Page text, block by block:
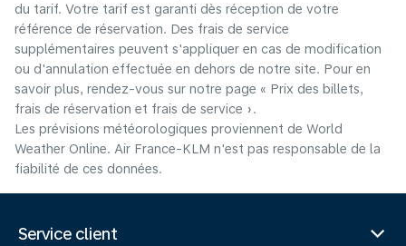
du tarif. Votre tarif est garanti dès réception de votre
référence de réservation. Des frais de service
supplémentaires peuvent s'appliquer en cas de modification
ou d'annulation effectuée en dehors de notre site. Pour en
savoir plus, rendez-vous sur notre page « Prix des billets,
frais de réservation et frais de service ».
Les prévisions météorologiques proviennent de World
Weather Online. Air France-KLM n'est pas responsable de la
fiabilité de ces données.
Service client